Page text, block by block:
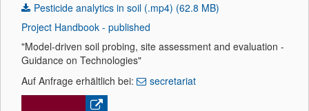
Pesticide analytics in soil (.mp4) (62.8 MB)
Project Handbook - published
"Model-driven soil probing, site assessment and evaluation -
Guidance on Technologies"
Auf Anfrage erhältlich bei:
secretariat